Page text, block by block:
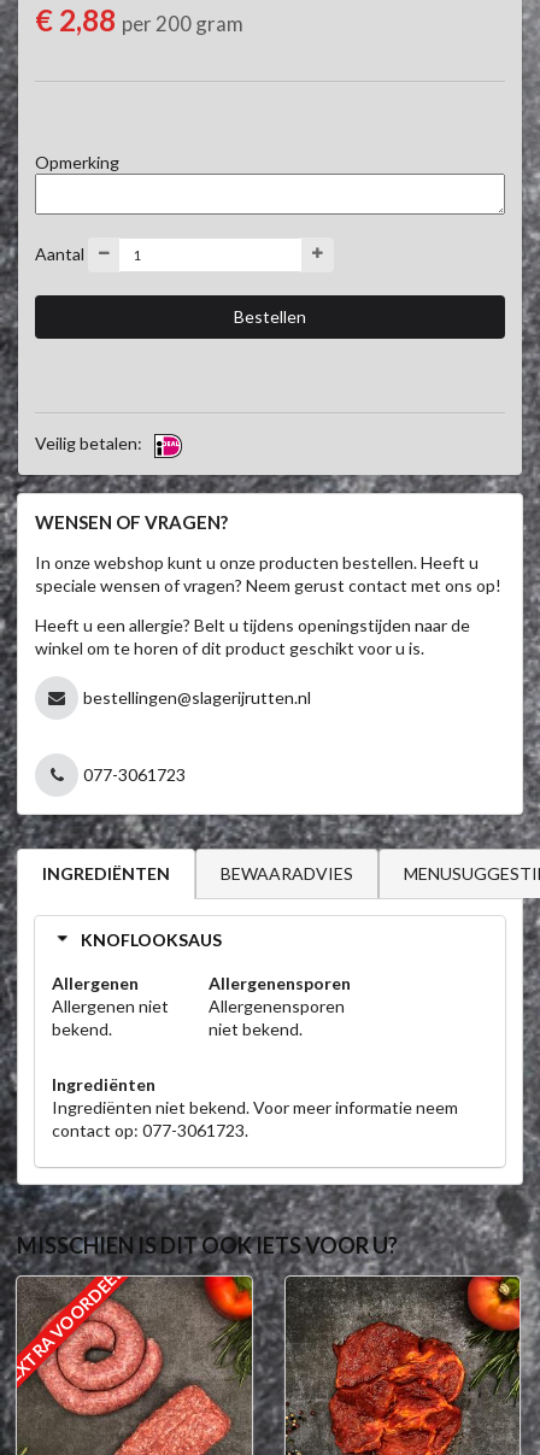
€ 2,88 per 200 gram
Opmerking
Aantal
Veilig betalen:
WENSEN OF VRAGEN?
In onze webshop kunt u onze producten bestellen. Heeft u
speciale wensen of vragen? Neem gerust contact met ons op!
Heeft u een allergie? Belt u tijdens openingstijden naar de
winkel om te horen of dit product geschikt voor u is.
bestellingen@slagerijrutten.nl
077-3061723
INGREDIËNTEN BEWAARADVIES
KNOFLOOKSAUS
Allergenen
Allergenen niet
bekend.
Allergenensporen
Allergenensporen
niet bekend.
Ingrediënten
Ingrediënten niet bekend. Voor meer informatie neem
contact op: 077-3061723.
MISSCHIEN IS DIT OOK IETS VOOR U?
EXTRA VOORDEEL